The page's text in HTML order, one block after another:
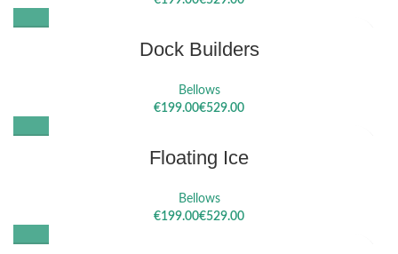
Dock Builders
Bellows
€
€
Floating Ice
Bellows
€
€